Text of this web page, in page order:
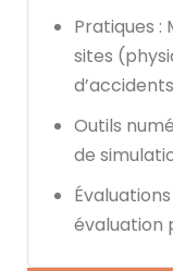
Pratiques :
sites
Outils
de
évaluation